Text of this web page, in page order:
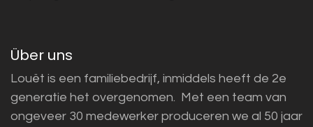
Über uns
Louët is een familiebedrijf, inmiddels heeft de 2e
generatie het overgenomen. Met een team van
ongeveer 30 medewerker produceren we al 50 jaar